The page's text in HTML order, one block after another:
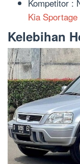
Kompetitor :
Kia Sportage
Kelebihan